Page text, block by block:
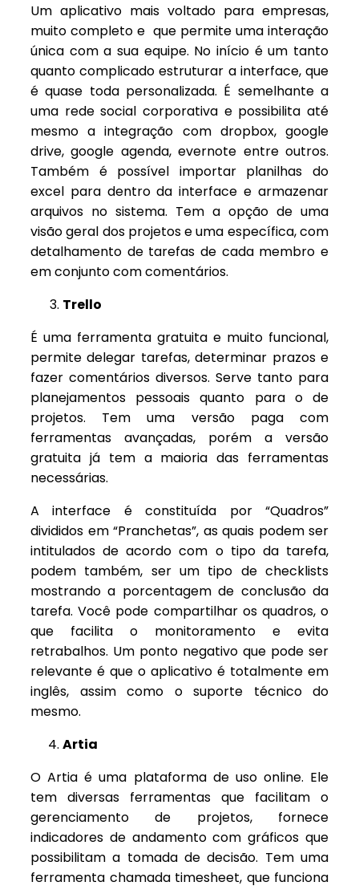
Um aplicativo mais voltado para empresas,
muito completo e que permite uma interação
única com a sua equipe. No início é um tanto
quanto complicado estruturar a interface, que
é quase toda personalizada. É semelhante a
uma rede social corporativa e possibilita até
mesmo a integração com dropbox, google
drive, google agenda, evernote entre outros.
Também é possível importar planilhas do
excel para dentro da interface e armazenar
arquivos no sistema. Tem a opção de uma
visão geral dos projetos e uma específica, com
detalhamento de tarefas de cada membro e
em conjunto com comentários.
Trello
É uma ferramenta gratuita e muito funcional,
permite delegar tarefas, determinar prazos e
fazer comentários diversos. Serve tanto para
planejamentos pessoais quanto para o de
projetos. Tem uma versão paga com
ferramentas avançadas, porém a versão
gratuita já tem a maioria das ferramentas
necessárias.
A interface é constituída por “Quadros”
divididos em “Pranchetas”, as quais podem ser
intitulados de acordo com o tipo da tarefa,
podem também, ser um tipo de checklists
mostrando a porcentagem de conclusão da
tarefa. Você pode compartilhar os quadros, o
que facilita o monitoramento e evita
retrabalhos. Um ponto negativo que pode ser
relevante é que o aplicativo é totalmente em
inglês, assim como o suporte técnico do
mesmo.
Artia
O Artia é uma plataforma de uso online. Ele
tem diversas ferramentas que facilitam o
gerenciamento de projetos, fornece
indicadores de andamento com gráficos que
possibilitam a tomada de decisão. Tem uma
ferramenta chamada timesheet, que funciona